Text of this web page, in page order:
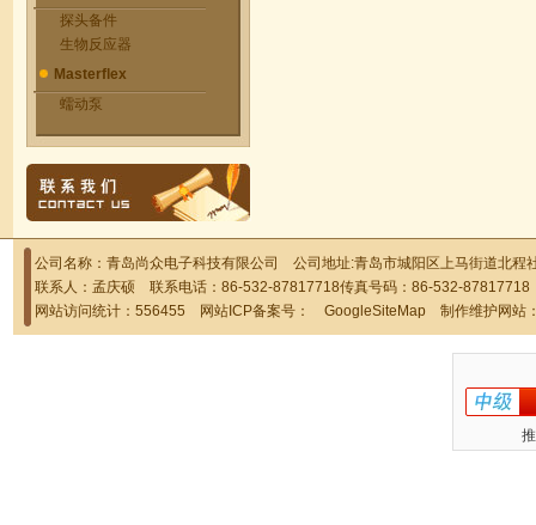
探头备件
生物反应器
Masterflex
蠕动泵
公司名称：青岛尚众电子科技有限公司 公司地址:青岛市城阳区上马街道北
联系人：孟庆硕 联系电话：86-532-87817718传真号码：86-532-
网站访问统计：556455 网站ICP备案号： GoogleSiteMap 制作维护网站